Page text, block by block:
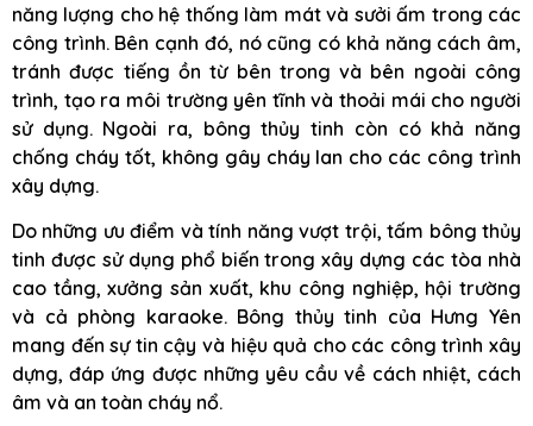
năng lượng cho hệ thống làm mát và sưởi ấm trong các
công trình. Bên cạnh đó, nó cũng có khả năng cách âm,
tránh được tiếng ồn từ bên trong và bên ngoài công
trình, tạo ra môi trường yên tĩnh và thoải mái cho người
sử dụng. Ngoài ra, bông thủy tinh còn có khả năng
chống cháy tốt, không gây cháy lan cho các công trình
xây dựng.
Do những ưu điểm và tính năng vượt trội, tấm bông thủy
tinh được sử dụng phổ biến trong xây dựng các tòa nhà
cao tầng, xưởng sản xuất, khu công nghiệp, hội trường
và cả phòng karaoke. Bông thủy tinh của Hưng Yên
mang đến sự tin cậy và hiệu quả cho các công trình xây
dựng, đáp ứng được những yêu cầu về cách nhiệt, cách
âm và an toàn cháy nổ.